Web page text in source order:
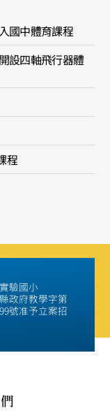
國中體育課程
設四軸飛行器體
程
驗國小
政府教學字第
號准予立案招